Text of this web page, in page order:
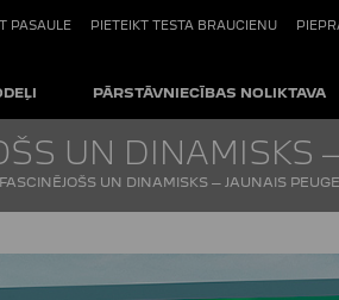
PASAULE PIETEIKT TESTA BRAUCIENU
PĀRSTĀVNIECĪBAS NOLIKTAVA
UN DINAMISKS
FASCINĒJOŠS UN DINAMISKS – JAUNAIS